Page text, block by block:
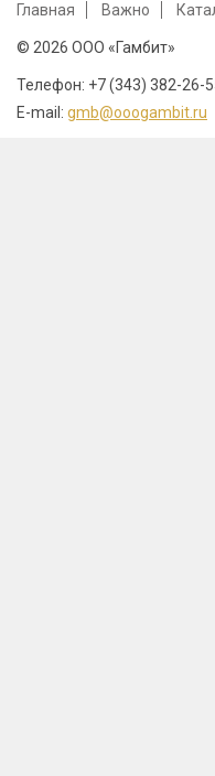
Главная Важно
© 2026 ООО «Гамбит»
Телефон: +7 (343) 382-
E-mail: gmb@ooogambit.ru